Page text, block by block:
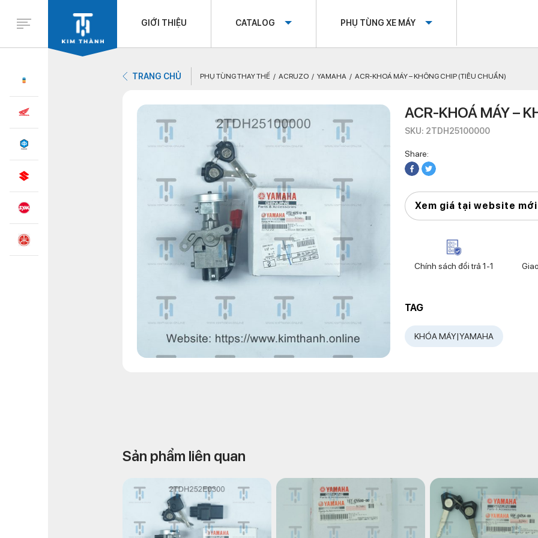
GIỚI THIỆU CATALOG PHỤ TÙNG XE MÁY
TRANG CHỦ PHỤ TÙNG THAY THẾ ACRUZO YAMAHA ACR-KHOÁ MÁY – KHÔNG CHIP (TIÊU CHUẨN)
ACR-KHOÁ MÁY –
SKU: 2TDH25100000
Share:
Xem giá tại website mới
Chính sách đổi trả 1-1
TAG
KHÓA MÁY|YAMAHA
Sản phẩm liên quan